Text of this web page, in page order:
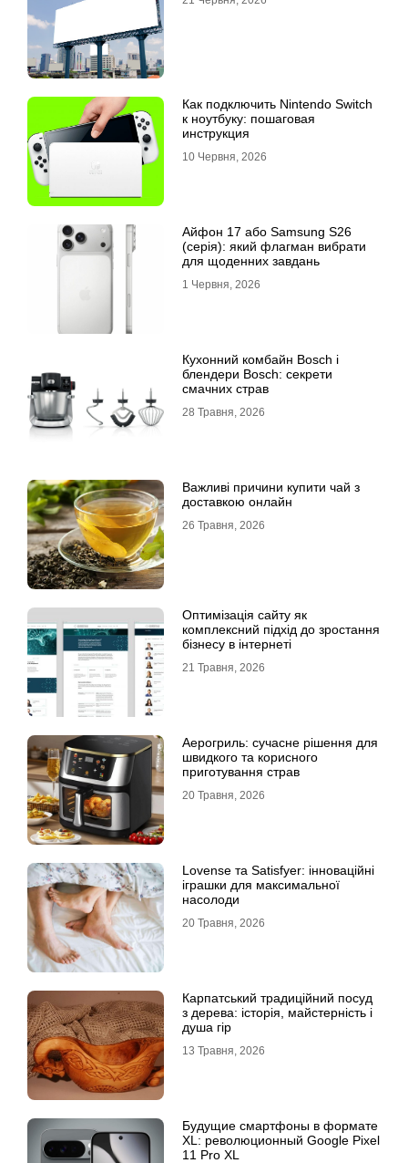
Как подключить Nintendo Switch
к ноутбуку: пошаговая
инструкция
10 Червня, 2026
Айфон 17 або Samsung S26
(серія): який флагман вибрати
для щоденних завдань
1 Червня, 2026
Кухонний комбайн Bosch і
блендери Bosch: секрети
смачних страв
28 Травня, 2026
Важливі причини купити чай з
доставкою онлайн
26 Травня, 2026
Оптимізація сайту як
комплексний підхід до зростання
бізнесу в інтернеті
21 Травня, 2026
Аерогриль: сучасне рішення для
швидкого та корисного
приготування страв
20 Травня, 2026
Lovense та Satisfyer: інноваційні
іграшки для максимальної
насолоди
20 Травня, 2026
Карпатський традиційний посуд
з дерева: історія, майстерність і
душа гір
13 Травня, 2026
Будущие смартфоны в формате
XL: революционный Google Pixel
11 Pro XL